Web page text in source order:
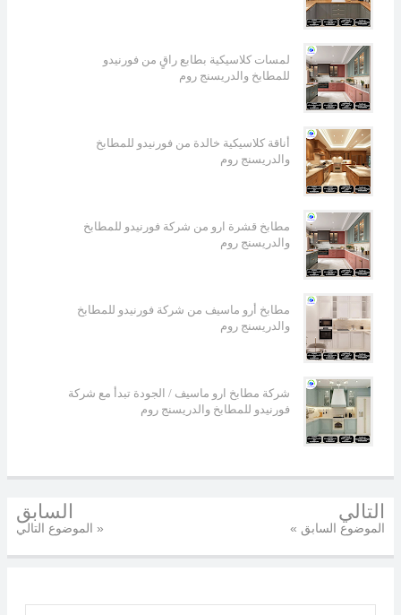
لمسات كلاسيكية بطابع راقٍ من فورنيدو
للمطابخ والدريسنج روم
أناقة كلاسيكية خالدة من فورنيدو للمطابخ
والدريسنج روم
مطابخ قشرة ارو من شركة فورنيدو للمطابخ
والدريسنج روم
مطابخ أرو ماسيف من شركة فورنيدو للمطابخ
والدريسنج روم
شركة مطابخ ارو ماسيف / الجودة تبدأ مع شركة
فورنيدو للمطابخ والدريسنج روم
التالي
« الموضوع السابق
السابق
الموضوع التالي »